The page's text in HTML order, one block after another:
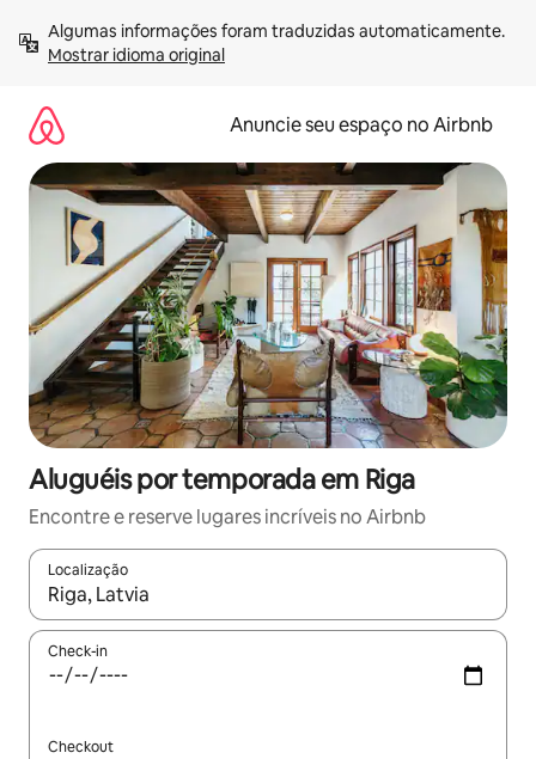
para
Mostrar idioma original
Anuncie seu espaço no Airbnb
Aluguéis por temporada em Riga
Encontre e reserve lugares incríveis no Airbnb
Localização
Quando os resultados estiverem disponíveis, explore-os
Check-in
Checkout